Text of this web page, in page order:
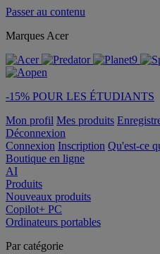
Passer au contenu
Marques Acer
-15% POUR LES ÉTUDIANTS
Mon profil Mes produits
Déconnexion
Connexion Inscription Qu'est-ce
Boutique en ligne
AI
Produits
Nouveaux produits
Copilot+ PC
Ordinateurs portables
Par catégorie